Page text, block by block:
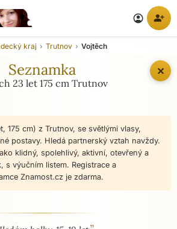
account_circle person_add
✕
kraj Trutnov Vojtěch
Seznamka
23 let 175 cm Trutnov
175 cm) z Trutnov, se světlými vlasy,
postavy. Hledá partnerský vztah navždy.
klidný, spolehlivý, aktivní, otevřený a
s výučním listem. Registrace a
Znamost.cz je zdarma.